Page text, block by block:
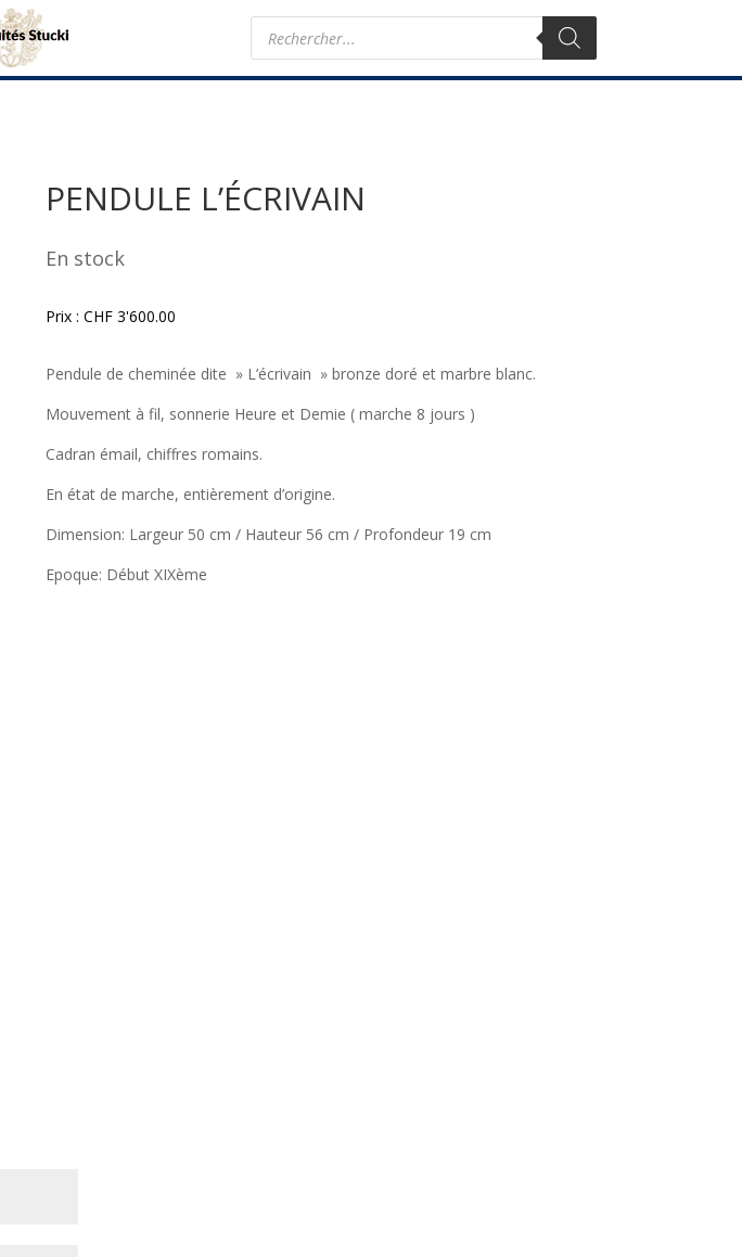
Recherche
produits
PENDULE L’ÉCRIVAIN
En stock
Prix : CHF3'600.00
Pendule de cheminée dite » L’écrivain » bronze doré et marbre blanc.
Mouvement à fil, sonnerie Heure et Demie ( marche 8 jours )
Cadran émail, chiffres romains.
En état de marche, entièrement d’origine.
Dimension: Largeur 50 cm / Hauteur 56 cm / Profondeur 19 cm
Epoque: Début XIXème